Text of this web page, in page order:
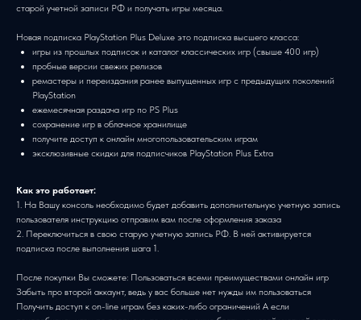
старой учетной записи РФ и получать игры месяца.
Новая подписка PlayStation Plus Deluxe это подписка высшего класса:
игры из прошлых подписок и каталог классических игр (свыше 400 игр)
пробные версии свежих релизов
ремастеры и переиздания ранее выпущенных игр с предыдущих поколений
PlayStation
ежемесячная раздача игр по PS Plus
сохранение игр в облачное хранилище
получите доступ к онлайн многопользовательским играм
эксклюзивные скидки для подписчиков PlayStation Plus Extra
Как это работает:
1. На Вашу консоль необходимо будет добавить дополнительную учетную запись
пользователя инструкцию отправим вам после оформления заказа
2. Переключиться в свою старую учетную запись РФ. В ней активируется
подписка после выполнения шага 1.
После покупки Вы сможете: Пользоваться всеми преимуществами онлайн игр
Забыть про второй аккаунт, ведь у вас больше нет нужды им пользоваться
Получить доступ к on-line играм без каких-либо ограничений А если